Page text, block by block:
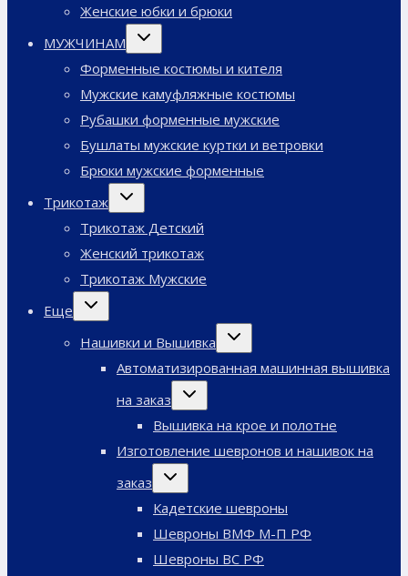
Женские юбки и брюки
МУЖЧИНАМ
Переключить
дочернее
Форменные костюмы и кителя
Мужские камуфляжные костюмы
Рубашки форменные мужские
Бушлаты мужские куртки и ветровки
Брюки мужские форменные
Трикотаж
Переключить
дочернее
Трикотаж Детский
Женский трикотаж
Трикотаж Мужские
Еще
Переключить
дочернее
Нашивки и Вышивка
Переключить
дочернее
Автоматизированная машинная вышивка
на заказ
Переключить
дочернее
Вышивка на крое и полотне
Изготовление шевронов и нашивок на
заказ
Переключить
дочернее
Кадетские шевроны
Шевроны ВМФ М-П РФ
Шевроны ВС РФ